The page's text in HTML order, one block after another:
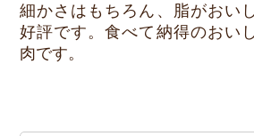
細かさはもちろん、脂がおい
好評です。食べて納得のおい
肉です。